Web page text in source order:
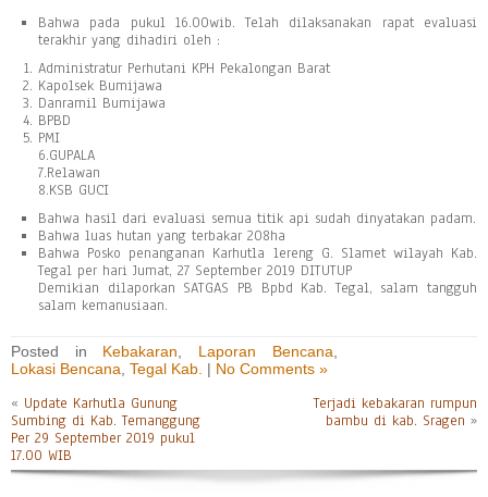
Bahwa pada pukul 16.00wib. Telah dilaksanakan rapat evaluasi
terakhir yang dihadiri oleh :
Administratur Perhutani KPH Pekalongan Barat
Kapolsek Bumijawa
Danramil Bumijawa
BPBD
PMI
6.GUPALA
7.Relawan
8.KSB GUCI
Bahwa hasil dari evaluasi semua titik api sudah dinyatakan padam.
Bahwa luas hutan yang terbakar 208ha
Bahwa Posko penanganan Karhutla lereng G. Slamet wilayah Kab.
Tegal per hari Jumat, 27 September 2019 DITUTUP
Demikian dilaporkan SATGAS PB Bpbd Kab. Tegal, salam tangguh
salam kemanusiaan.
Posted in Kebakaran Laporan Bencana
Lokasi Bencana Tegal Kab. | No Comments »
« Update Karhutla Gunung
Sumbing di Kab. Temanggung
Per 29 September 2019 pukul
17.00 WIB
Terjadi kebakaran rumpun
bambu di kab. Sragen »